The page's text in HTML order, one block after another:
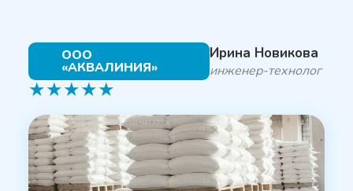
ООО
«АКВАЛИНИЯ»
Ирина Новикова
инженер-технолог
★★★★★